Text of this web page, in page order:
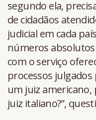
segundo ela,
de cidadãos
judicial em cada
números
com o serviço
processos
um juiz
juiz italiano?”,